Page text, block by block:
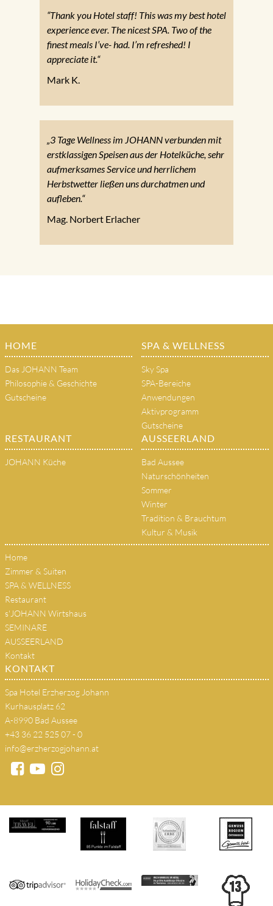
“Thank you Hotel staff! This was my best hotel
experience ever. The nicest SPA. Two of the
finest meals I’ve- had. I’m refreshed! I
appreciate it.“
Mark K.
„3 Tage Wellness im JOHANN verbunden mit
erstklassigen Speisen aus der Hotelküche, sehr
aufmerksames Service und herrlichem
Herbstwetter ließen uns durchatmen und
aufleben.“
Mag. Norbert Erlacher
HOME
Das JOHANN Team
Philosophie & Geschichte
Gutscheine
SPA & WELLNESS
Sky Spa
SPA-Bereiche
Anwendungen
Aktivprogramm
Gutscheine
RESTAURANT
JOHANN Küche
AUSSEERLAND
Bad Aussee
Naturschönheiten
Sommer
Winter
Tradition & Brauchtum
Kultur & Musik
Home
Zimmer & Suiten
SPA & WELLNESS
Restaurant
s'JOHANN Wirtshaus
SEMINARE
AUSSEERLAND
Kontakt
KONTAKT
Spa Hotel Erzherzog Johann
Kurhausplatz 62
A-8990 Bad Aussee
+43 36 22 525 07 - 0
info@erzherzogjohann.at